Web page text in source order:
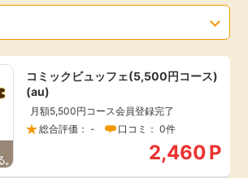
ビス
カード
コミックビュッフェ(5,500円コース)
(au)
月額5,500円コース会員登録完了
総合評価： -
口コミ： 0件
2,460P